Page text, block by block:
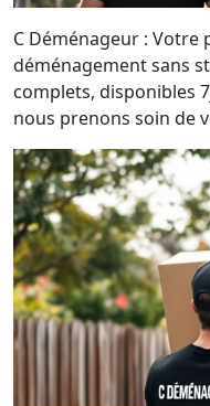
C Déménageur :
déménagement sans
complets, disponibles
nous prenons soin de